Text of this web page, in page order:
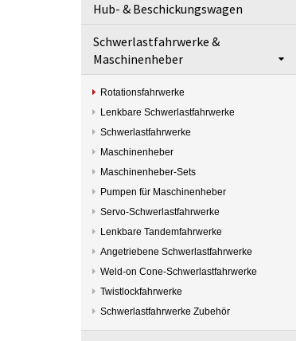
Hub- & Beschickungswagen
Schwerlastfahrwerke &
Maschinenheber
Rotationsfahrwerke
Lenkbare Schwerlastfahrwerke
Schwerlastfahrwerke
Maschinenheber
Maschinenheber-Sets
Pumpen für Maschinenheber
Servo-Schwerlastfahrwerke
Lenkbare Tandemfahrwerke
Angetriebene Schwerlastfahrwerke
Weld-on Cone-Schwerlastfahrwerke
Twistlockfahrwerke
Schwerlastfahrwerke Zubehör